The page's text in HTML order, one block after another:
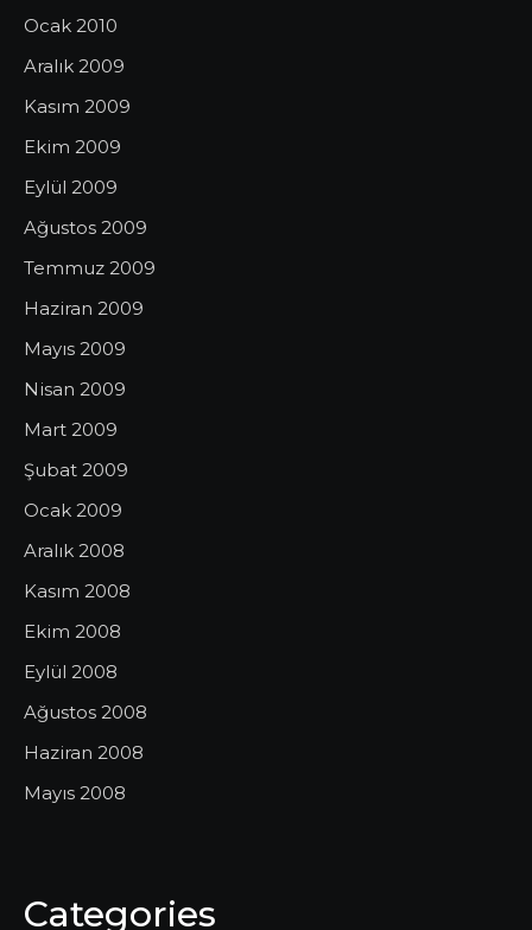
Ocak 2010
Aralık 2009
Kasım 2009
Ekim 2009
Eylül 2009
Ağustos 2009
Temmuz 2009
Haziran 2009
Mayıs 2009
Nisan 2009
Mart 2009
Şubat 2009
Ocak 2009
Aralık 2008
Kasım 2008
Ekim 2008
Eylül 2008
Ağustos 2008
Haziran 2008
Mayıs 2008
Categories